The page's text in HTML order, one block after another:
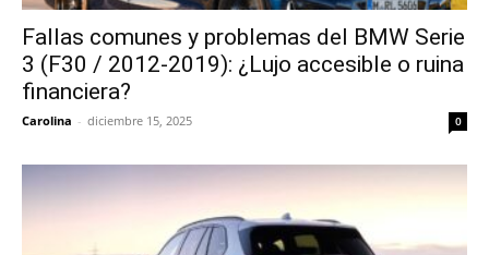
Fallas comunes y problemas del BMW Serie
3 (F30 / 2012-2019): ¿Lujo accesible o ruina
financiera?
Carolina - diciembre 15, 2025 0